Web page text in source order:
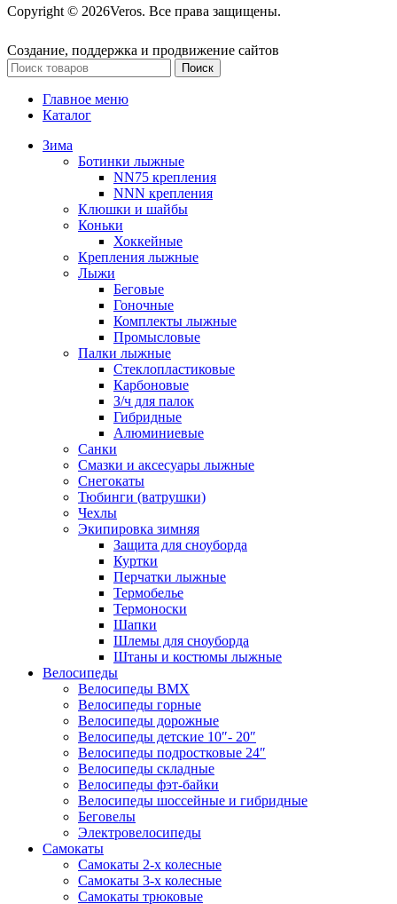
Copyright © 2026Veros. Все права защищены.
Создание, поддержка и продвижение сайтов
Поиск
Главное меню
Каталог
Зима
Ботинки лыжные
NN75 крепления
NNN крепления
Клюшки и шайбы
Коньки
Хоккейные
Крепления лыжные
Лыжи
Беговые
Гоночные
Комплекты лыжные
Промысловые
Палки лыжные
Стеклопластиковые
Карбоновые
З/ч для палок
Гибридные
Алюминиевые
Санки
Смазки и аксесуары лыжные
Снегокаты
Тюбинги (ватрушки)
Чехлы
Экипировка зимняя
Защита для сноуборда
Куртки
Перчатки лыжные
Термобелье
Термоноски
Шапки
Шлемы для сноуборда
Штаны и костюмы лыжные
Велосипеды
Велосипеды BMX
Велосипеды горные
Велосипеды дорожные
Велосипеды детские 10″- 20″
Велосипеды подростковые 24″
Велосипеды складные
Велосипеды фэт-байки
Велосипеды шоссейные и гибридные
Беговелы
Электровелосипеды
Самокаты
Самокаты 2-х колесные
Самокаты 3-х колесные
Самокаты трюковые